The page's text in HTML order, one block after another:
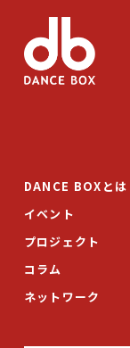
DANCE BOXとは
イベント
プロジェクト
コラム
ネットワーク